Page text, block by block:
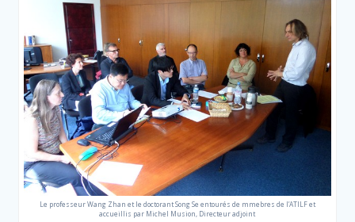
Le professeur Wang Zhan et le doctorant Song Se entourés de mmebres de l’ATILF et
accueillis par Michel Musion, Directeur adjoint